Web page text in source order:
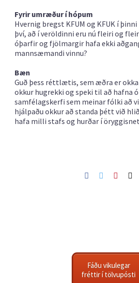
Fyrir umræður í hópum
Hvernig bregst KFUM og KFUK í
því, að í veröldinni eru nú fleiri og
óþarfir og fjölmargir hafa ekki
mannsæmandi vinnu?
Bæn
Guð þess réttlætis, sem æðra er
okkur hugrekki og speki til að hafna
samfélagskerfi sem meinar fólki að
hjálpaðu okkur að standa þétt við
hafa milli stafs og hurðar í
Facebook
Twitter
Fáðu vikulegar
fréttir í tölvupósti